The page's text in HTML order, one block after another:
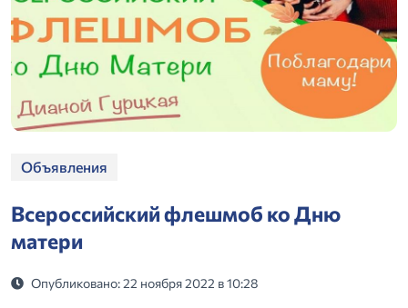
Объявления
Всероссийский флешмоб ко Дню
матери
Опубликовано: 22 ноября 2022 в 10:28